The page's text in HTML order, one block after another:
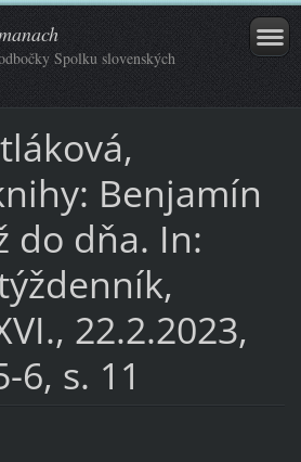
Spolku slovenských
Benjamín
do dňa. In:
22.2.2023,
6, s. 11